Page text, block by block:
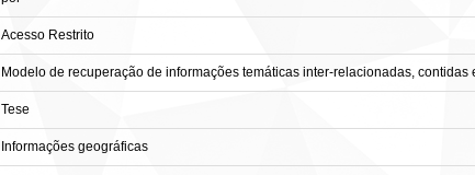
Acesso Restrito
Modelo de recuperação de informações temáticas inter-relacionadas,
Tese
Informações geográficas